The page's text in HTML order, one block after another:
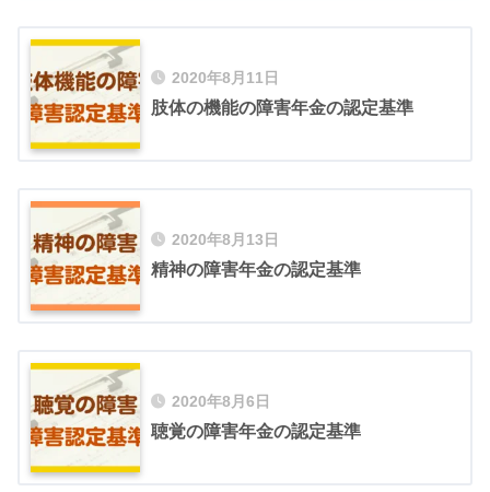
2020年8月11日
肢体の機能の障害年金の認定基準
2020年8月13日
精神の障害年金の認定基準
2020年8月6日
聴覚の障害年金の認定基準